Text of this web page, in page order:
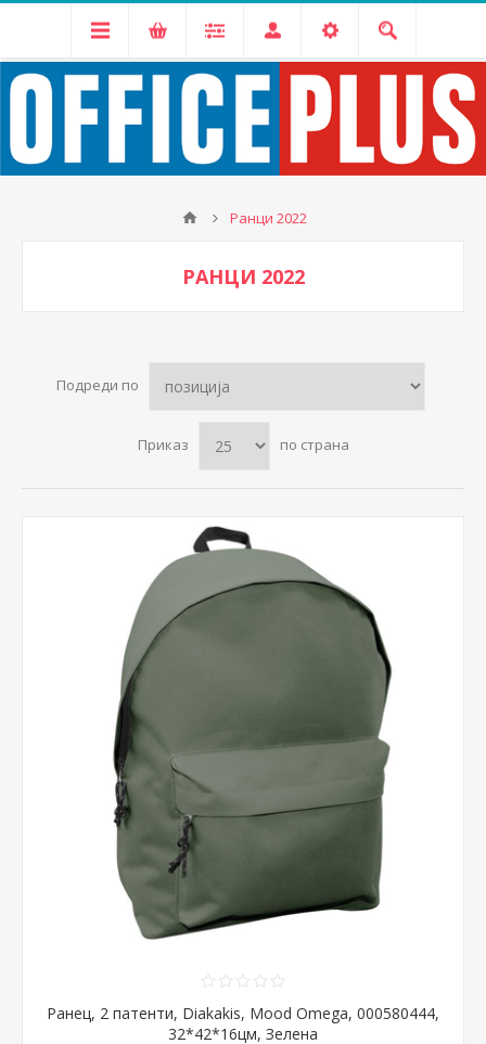
Ранци 2022
РАНЦИ 2022
Подреди по
Приказ по страна
Ранец, 2 патенти, Diakakis, Mood Omega, 000580444,
32*42*16цм, Зелена